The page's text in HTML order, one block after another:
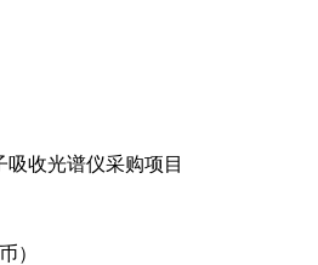
收光谱仪采购项目
）